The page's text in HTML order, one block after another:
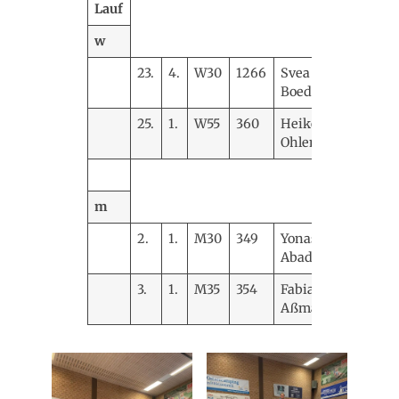
Lauf
w
23.
4. W30 1266
Svea
Boedecker
25. 1. W55 360
Heike
Ohlenbusch
m
2.
1. M30 349
Yonas
Abadi
3. 1. M35 354
Fabian
Aßmann